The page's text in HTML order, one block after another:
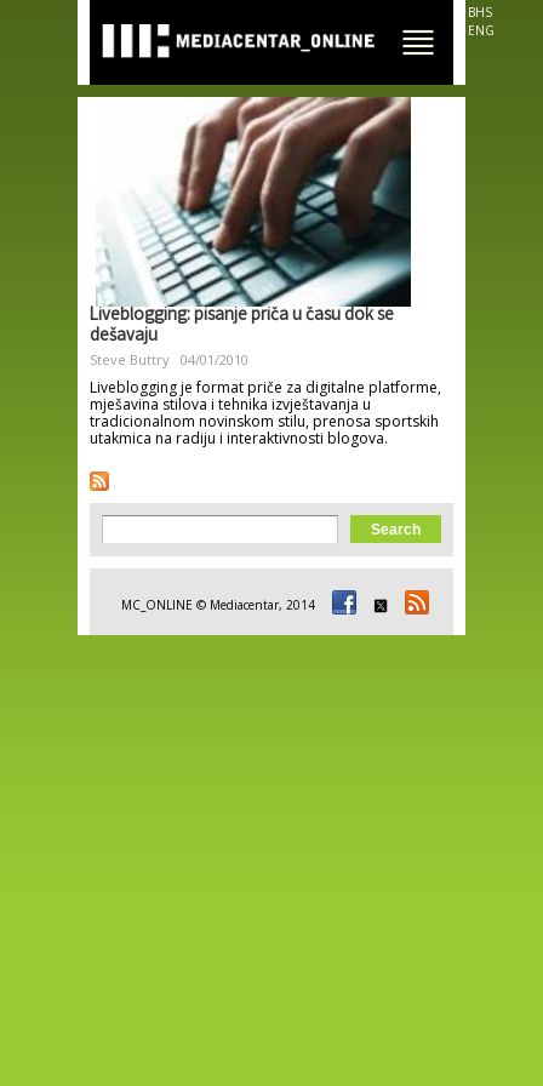
main
content
BHS
ENG
Liveblogging: pisanje priča u času dok se
dešavaju
Steve Buttry 04/01/2010
Liveblogging je format priče za digitalne platforme,
mješavina stilova i tehnika izvještavanja u
tradicionalnom novinskom stilu, prenosa sportskih
utakmica na radiju i interaktivnosti blogova.
Search form
Search
MC_ONLINE © Mediacentar, 2014